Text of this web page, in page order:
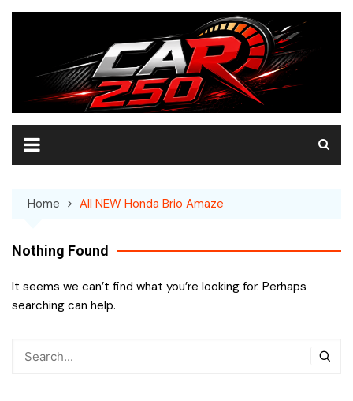
Skip
Home All NEW Honda Brio Amaze
Nothing Found
It seems we can’t find what you’re looking for. Perhaps
searching can help.